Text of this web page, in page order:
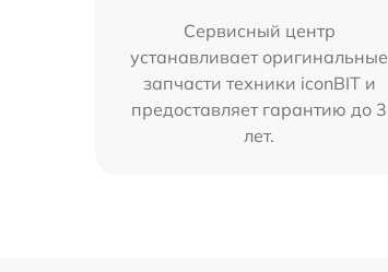
Сервисный центр
устанавливает оригинальные
запчасти техники iconBIT и
предоставляет гарантию до 3
лет.